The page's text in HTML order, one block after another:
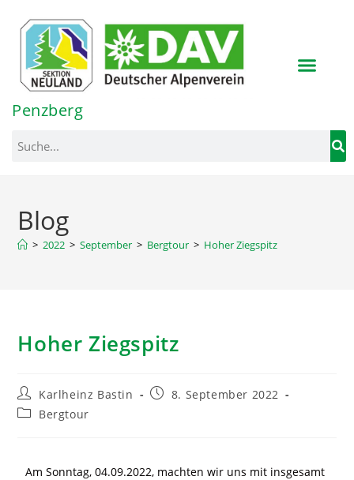
springen
Penzberg
Blog
> 2022 > September > Bergtour > Hoher Ziegspitz
Hoher Ziegspitz
Karlheinz Bastin
8. September 2022
Bergtour
Am Sonntag, 04.09.2022, machten wir uns mit insgesamt